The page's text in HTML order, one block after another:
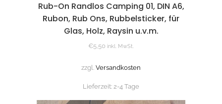
Rub-On Randlos Camping 01, DIN A6,
Rubon, Rub Ons, Rubbelsticker, für
Glas, Holz, Raysin u.v.m.
€5,50 inkl. MwSt.
zzgl. Versandkosten
Lieferzeit: 2-4 Tage